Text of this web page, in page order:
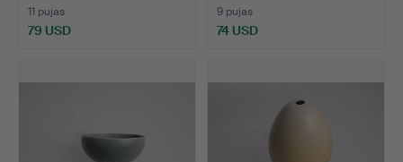
11 pujas
79 USD
9 pujas
74 USD